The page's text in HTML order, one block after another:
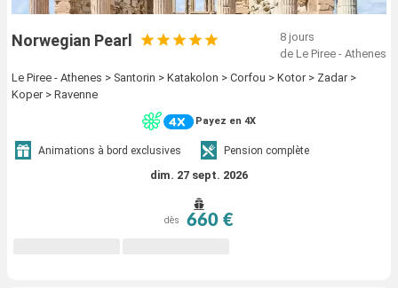
Norwegian Pearl
8 jours
de Le Piree - Athenes
Le Piree - Athenes > Santorin > Katakolon > Corfou > Kotor > Zadar >
Koper > Ravenne
Payez en 4X
Animations à bord exclusives Pension complète
dim. 27 sept. 2026
dès 660 €